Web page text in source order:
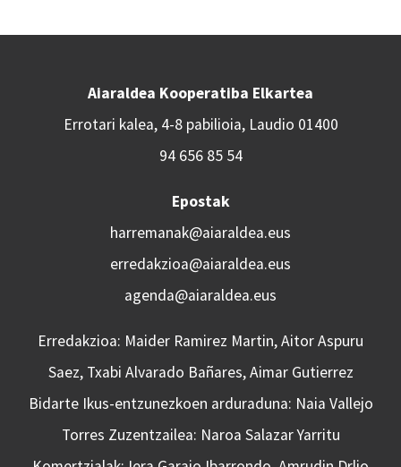
Aiaraldea Kooperatiba Elkartea
Errotari kalea, 4-8 pabilioia, Laudio 01400
94 656 85 54
Epostak
harremanak@aiaraldea.eus
erredakzioa@aiaraldea.eus
agenda@aiaraldea.eus
Erredakzioa: Maider Ramirez Martin, Aitor Aspuru
Saez, Txabi Alvarado Bañares, Aimar Gutierrez
Bidarte Ikus-entzunezkoen arduraduna: Naia Vallejo
Torres Zuzentzailea: Naroa Salazar Yarritu